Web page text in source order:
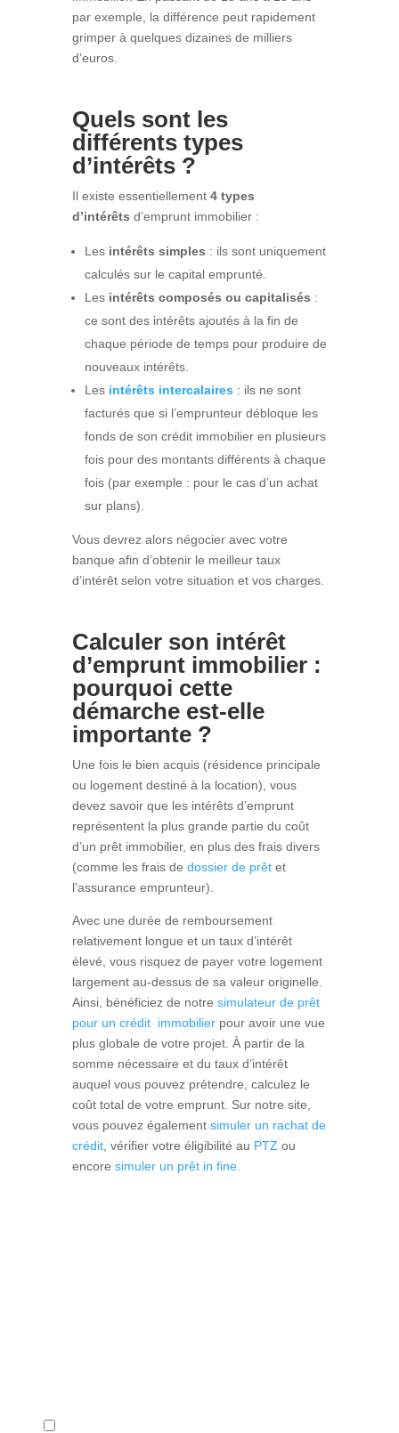
par exemple, la différence peut rapidement
grimper à quelques dizaines de milliers
d’euros.
Quels sont les
différents types
d’intérêts ?
Il existe essentiellement 4 types
d’intérêts d’emprunt immobilier :
Les intérêts simples : ils sont uniquement
calculés sur le capital emprunté.
Les intérêts composés ou capitalisés :
ce sont des intérêts ajoutés à la fin de
chaque période de temps pour produire de
nouveaux intérêts.
Les intérêts intercalaires : ils ne sont
facturés que si l’emprunteur débloque les
fonds de son crédit immobilier en plusieurs
fois pour des montants différents à chaque
fois (par exemple : pour le cas d’un achat
sur plans).
Vous devrez alors négocier avec votre
banque afin d’obtenir le meilleur taux
d’intérêt selon votre situation et vos charges.
Calculer son intérêt
d’emprunt immobilier :
pourquoi cette
démarche est-elle
importante ?
Une fois le bien acquis (résidence principale
ou logement destiné à la location), vous
devez savoir que les intérêts d’emprunt
représentent la plus grande partie du coût
d’un prêt immobilier, en plus des frais divers
(comme les frais de dossier de prêt et
l’assurance emprunteur).
Avec une durée de remboursement
relativement longue et un taux d’intérêt
élevé, vous risquez de payer votre logement
largement au-dessus de sa valeur originelle.
Ainsi, bénéficiez de notre simulateur de prêt
pour un crédit immobilier pour avoir une vue
plus globale de votre projet. À partir de la
somme nécessaire et du taux d’intérêt
auquel vous pouvez prétendre, calculez le
coût total de votre emprunt. Sur notre site,
vous pouvez également simuler un rachat de
crédit, vérifier votre éligibilité au PTZ ou
encore simuler un prêt in fine.